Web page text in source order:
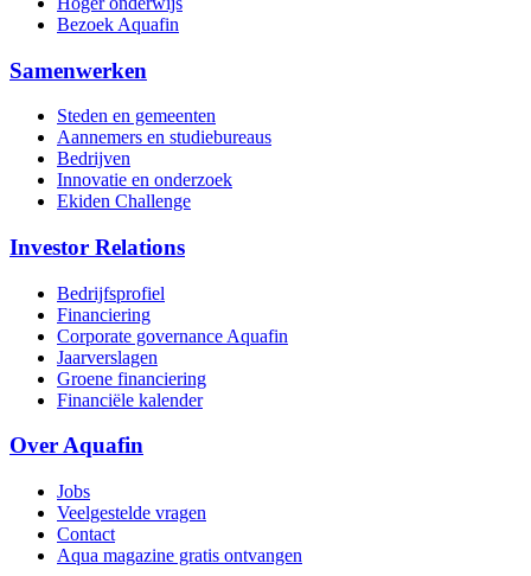
Bezoek Aquafin
Samenwerken
Steden en gemeenten
Aannemers en studiebureaus
Bedrijven
Innovatie en onderzoek
Ekiden Challenge
Investor Relations
Bedrijfsprofiel
Financiering
Corporate governance Aquafin
Jaarverslagen
Groene financiering
Financiële kalender
Over Aquafin
Jobs
Veelgestelde vragen
Contact
Aqua magazine gratis ontvangen